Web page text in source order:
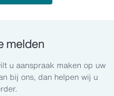
melden
u aanspraak maken op uw
bij ons, dan helpen wij u